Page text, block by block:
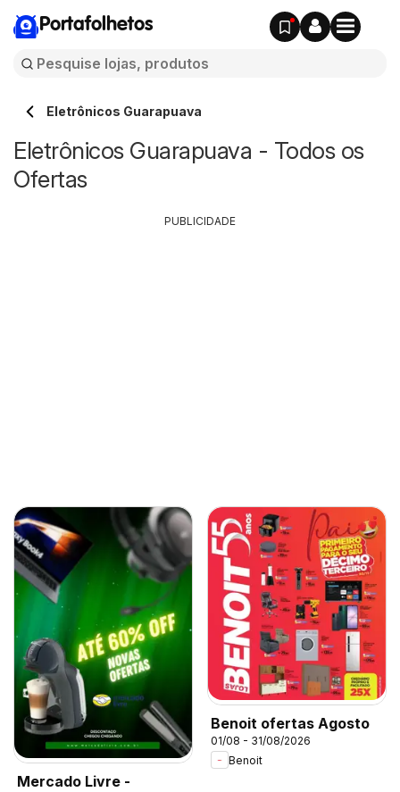
Portafolhetos
Eletrônicos Guarapuava
Eletrônicos Guarapuava - Todos os
Ofertas
Mercado Livre -
Benoit ofertas Agosto
01/08 - 31/08/2026
Benoit
PUBLICIDADE